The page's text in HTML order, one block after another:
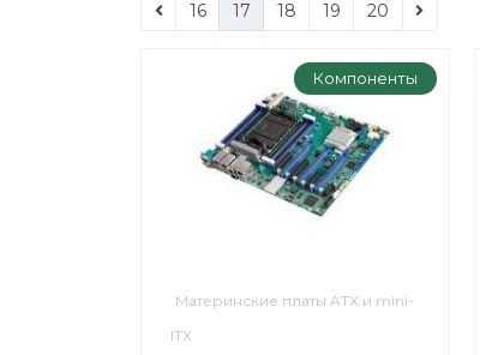
16 17 18 19 20
Компоненты
Материнские платы ATX и mini-
ITX